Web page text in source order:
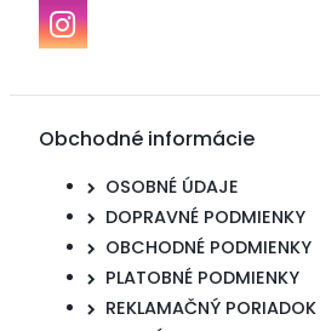
Obchodné informácie
OSOBNÉ ÚDAJE
DOPRAVNÉ PODMIENKY
OBCHODNÉ PODMIENKY
PLATOBNÉ PODMIENKY
REKLAMAČNÝ PORIADOK